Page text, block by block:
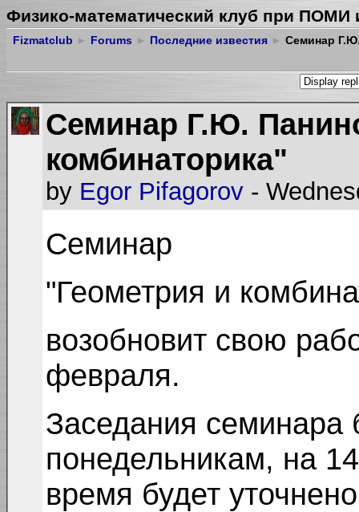
Физико-математический клуб при ПОМИ
Fizmatclub ► Forums ► Последние известия ► Семинар
Семинар Г.Ю.
комбинаторика"
by Egor Pifagorov -
Семинар
"Геометрия и
возобновит свою
февраля.
Заседания семинара
понедельникам, на
время будет